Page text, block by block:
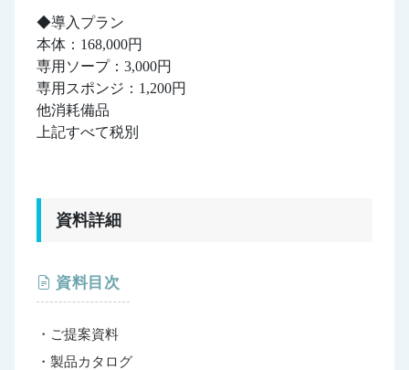
◆導入プラン
本体：168,000円
専用ソープ：3,000円
専用スポンジ：1,200円
他消耗備品
上記すべて税別
資料詳細
資料目次
・ご提案資料
・製品カタログ